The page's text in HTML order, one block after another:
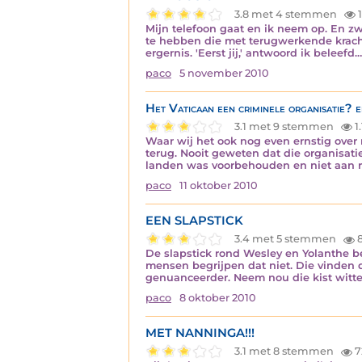
3.8 met 4 stemmen
Mijn telefoon gaat en ik neem op. En
te hebben die met terugwerkende
ergernis. 'Eerst jij,' antwoord ik
paco
5 november 2010
Het Vaticaan een criminele organisatie?
3.1 met 9 stemmen
Waar wij het ook nog even ernstig
terug. Nooit geweten dat die
landen was voorbehouden en niet aan
paco
11 oktober 2010
EEN SLAPSTICK
3.4 met 5 stemmen
De slapstick rond Wesley en Yolanthe
mensen begrijpen dat niet. Die vinden
genuanceerder. Neem nou die kist
paco
8 oktober 2010
MET NANNINGA!!!
3.1 met 8 stemmen